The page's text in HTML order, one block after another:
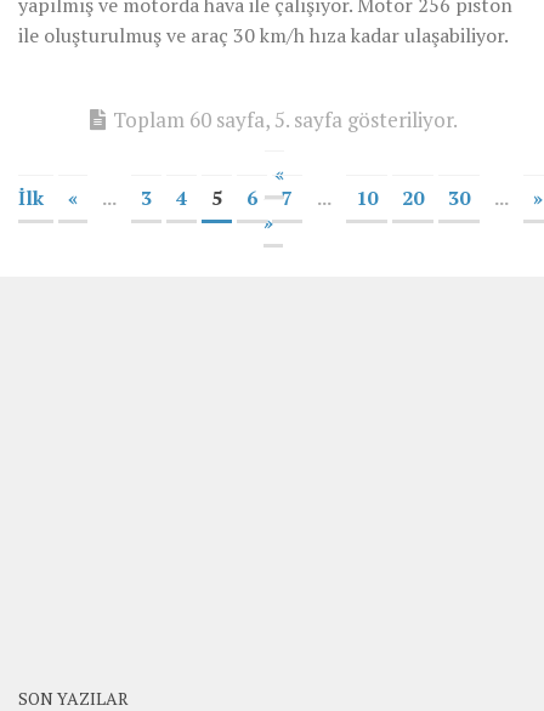
ile oluşturulmuş ve araç 30 km/h hıza kadar ulaşabiliyor.
Toplam 60 sayfa, 5. sayfa gösteriliyor.
«
İlk
« ... 3 4 5 6 7 ... 10 20 30 ...
»
»
SON YAZILAR